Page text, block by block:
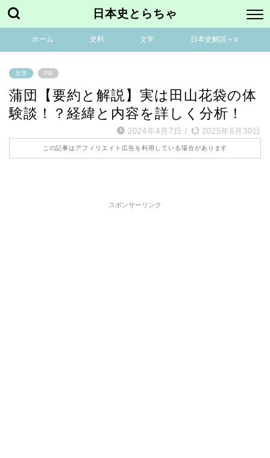
日本史とらちゃ
ホーム 史料 文学 日本史解説＋α
文学 PR
蒲団【要約と解説】実は田山花袋の体
験談！？経緯と内容を詳しく分析！
2024年4月7日 / 2025年6月30日
この記事はアフィリエイト広告を利用している場合があります
スポンサーリンク